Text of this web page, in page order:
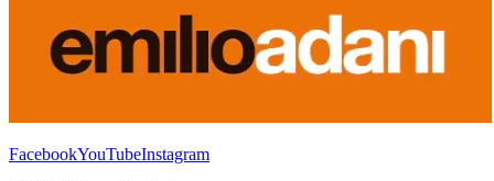
FacebookYouTubeInstagram